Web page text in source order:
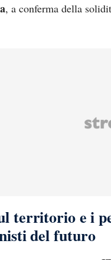
, a conferma della
territorio e i
del futuro